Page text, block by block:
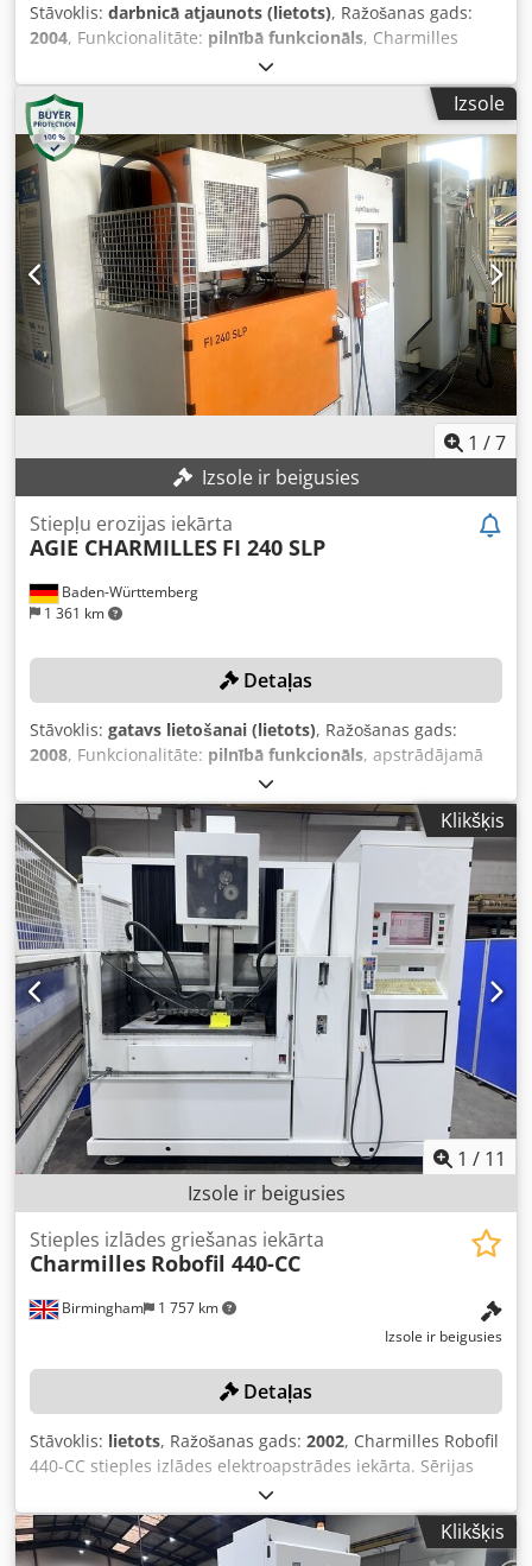
Stāvoklis: darbnicā atjaunots (lietots), Ražošanas gads:
2004, Funkcionalitāte: pilnībā funkcionāls, Charmilles
Robofil 440 CC Ražošanas gads: 2004 Charmilles Millenium
vadības sistēma Djdpfszrur Njx An Ijck Gājiena diapazons
(X / Y / Z): 550 x 350 x 400 mm Gājiena diapazons (U / V):
550 x 350 mm Maksimālais konusa leņķis: +/- 30° pie 400
mm augstuma Integrēta sadursmes aizsardzības sistēma
(ICP) uz visām 5 asīm Maksimālie izstrādājuma izmēri: 1200
x 700 x 400 mm Maksimālais izstrādājuma svars: 1500 kg
Griešanas ātrums: 400 mm²/min Labākā virsmas kvalitāte:
Ra 0,2 µm Pieejamie stiepļu diametri: no 0,15 mm līdz 0,33
mm Pilnas iekārtas izmēri: 2600 x 2810 x 2240 mm Pilnas
iekārtas svars: 3300 kg Mēs jau esam pārbaudījuši šo
iekārtu un veikuši tās apkopi. Pēc pieprasījuma mēs
piedāvājam šādus pakalpojumus: - Iekārtas iedarbināšana
pie jums uz vietas - Apmācība par vadības sistēmu -
Piederumi, piemēram, dzesētājs un stiprinājumi
Izsole
1 /7
Izsole ir beigusies
Baden-Württemberg
1 361 km
Stiepļu erozijas iekārta
AGIE CHARMILLES FI 240 SLP
Detaļas
Stāvoklis: gatavs lietošanai (lietots), Ražošanas gads:
2008, Funkcionalitāte: pilnībā funkcionāls, apstrādājamā
750 kg
distance:350 mm, Y ass pārvietošanās attālums:220 mm,
Z ass pārvietošanās attālums: 220 mm, Stieples diametrs
(maks.):0,3 mm, Nav noteikta minimālā cena – garantēta
pārdošana par visaugstāko piedāvāto cenu! TEHNISKIE
DATI X assas gājiens: 350 mm Y assas gājiens: 220 mm Z
assas gājiens: 220 mm Apstrādājamā izstrādājuma
maksimālie izmēri: 1000 × 550 × 220 mm Apstrādājamā
izstrādājuma maksimālais svars: 750 kg Maksimālais
koniskums: ±45° / 220 mm Standarta koniskums: 30°
Stieples diametrs: 0,1–0,3 mm Griešanas ātrums: 300
mm²/min IERĪCES DATI Dodpfx Aezlnrcsn Isck CNC vadība:
PC daudzprocesoru vadība Precizitāte un virsma Virsmas
raupjums Ra: min. 0,22 µm Mērījumu izšķirtspēja: 0,05 µm
APRĪKOJUMS Windows XP Skārienekrāns
Klikšķis
1 / 11
Izsole ir beigusies
Birmingham 1 757 km
Stieples izlādes griešanas iekārta
Charmilles Robofil 440-CC
Izsole ir beigusies
Detaļas
Stāvoklis: lietots, Ražošanas gads: 2002, Charmilles Robofil
440-CC stieples izlādes elektroapstrādes iekārta. Sērijas
Nr.: 931081 (2002). Izcelsmes valsts: Šveice Lūdzu, ņemiet
vērā: šī partija tika profesionāli atslēgta un sagatavota
transportēšanai. Dodpfx Anjznkk To Iock Atrašanās vieta: šī
Klikšķis